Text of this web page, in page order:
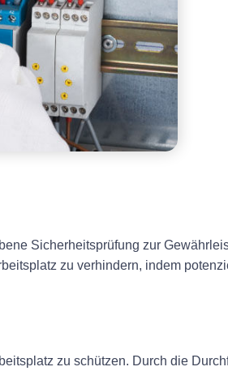
Sicherheitsprüfung zur
zu verhindern, indem
zu schützen. Durch die